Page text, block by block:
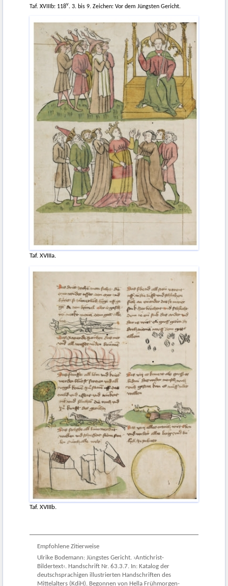
Taf. XVIIIb: 118v. 3. bis 9. Zeichen: Vor dem Jüngsten Gericht.
Taf. XVIIIa.
Taf. XVIIIb.
Empfohlene Zitierweise
Ulrike Bodemann: Jüngstes Gericht. ›Antichrist-
Bildertext‹. Handschrift Nr. 63.3.7. In: Katalog der
deutschsprachigen illustrierten Handschriften des
Mittelalters (KdiH). Begonnen von Hella Frühmorgen-